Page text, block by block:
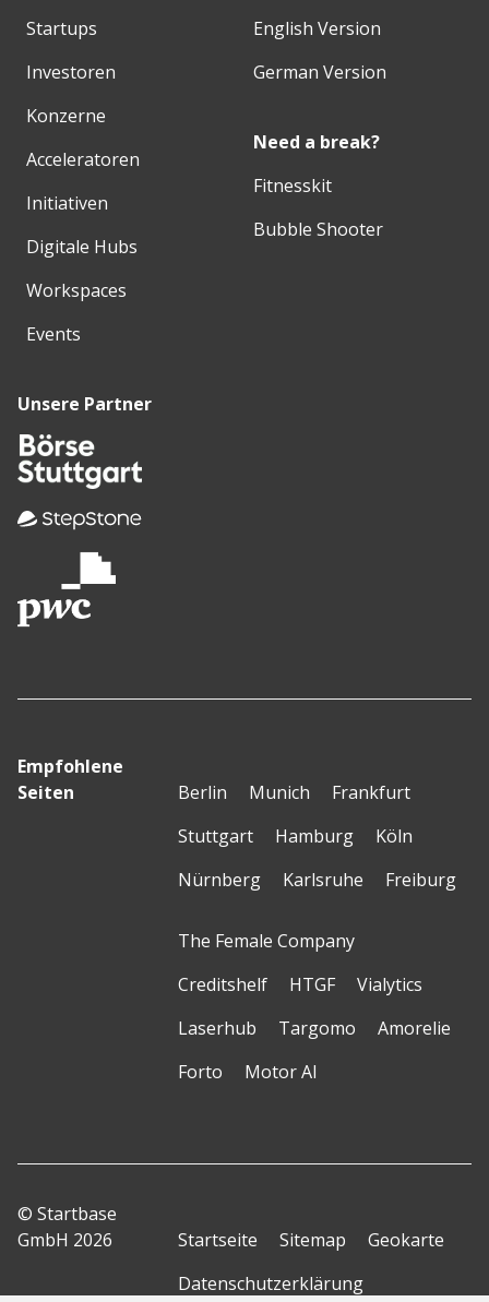
Startups
Investoren
Konzerne
Acceleratoren
Initiativen
Digitale Hubs
Workspaces
Events
English Version
German Version
Need a break?
Fitnesskit
Bubble Shooter
Unsere Partner
Empfohlene
Seiten
Berlin Munich
Frankfurt
Stuttgart
Hamburg
Köln
Nürnberg
Karlsruhe Freiburg
The Female Company
Creditshelf
HTGF
Vialytics
Laserhub
Targomo
Amorelie
Forto
Motor AI
© Startbase
GmbH 2026
Startseite Sitemap
Geokarte
Datenschutzerklärung